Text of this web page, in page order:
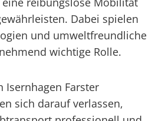
Dabei spielen
und umweltfreundliche
wichtige Rolle.
Isernhagen Farster
sich darauf verlassen,